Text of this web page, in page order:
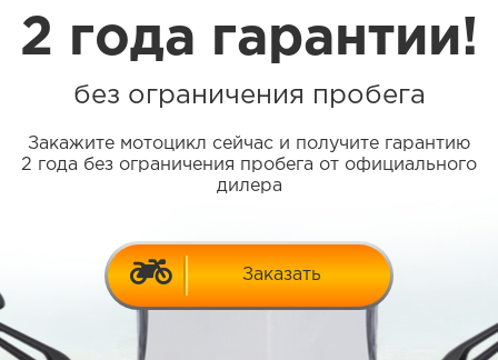
2 года гарантии!
без ограничения пробега
Закажите мотоцикл сейчас и получите гарантию
2 года без ограничения пробега от официального
дилера
Заказать